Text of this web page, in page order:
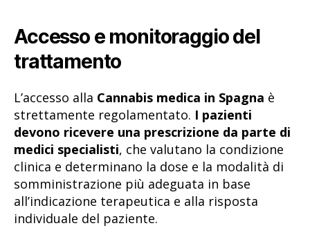
Accesso e monitoraggio del
trattamento
L’accesso alla Cannabis medica in Spagna è
strettamente regolamentato. I pazienti
devono ricevere una prescrizione da parte di
medici specialisti, che valutano la condizione
clinica e determinano la dose e la modalità di
somministrazione più adeguata in base
all’indicazione terapeutica e alla risposta
individuale del paziente.